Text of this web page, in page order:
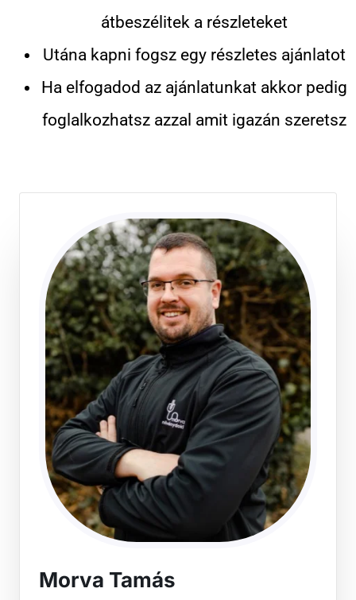
átbeszélitek a részleteket
Utána kapni fogsz egy részletes ajánlatot
Ha elfogadod az ajánlatunkat akkor pedig
foglalkozhatsz azzal amit igazán szeretsz
Morva Tamás